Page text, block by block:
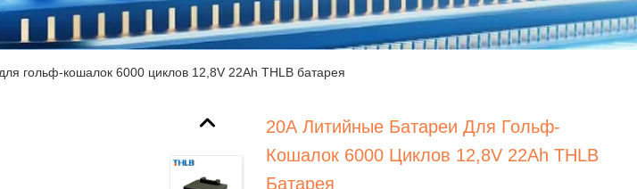
гольф-кошалок 6000 циклов 12,8V 22Ah THLB батарея
20А Литийные Батареи Для Гольф-
Кошалок 6000 Циклов 12,8V 22Ah THLB
Батарея